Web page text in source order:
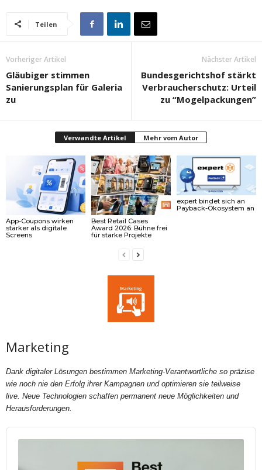
Teilen
Vorheriger Artikel
Gläubiger stimmen
Sanierungsplan für Galeria
zu
Nächster Artikel
Bundesgerichtshof stärkt
Verbraucherschutz: Urteil
zu “Mogelpackungen”
Verwandte Artikel Mehr vom Autor
App-Coupons wirken
stärker als digitale
Screens
Best Retail Cases
Award 2026: Bühne frei
für starke Projekte
expert bindet sich an
Payback-Ökosystem an
Marketing
Dank digitaler Lösungen bestimmen Marketing-Verantwortliche so präzise
wie noch nie den Erfolg ihrer Kampagnen und optimieren sie teilweise
live. Neue Technologien schaffen permanent neue Möglichkeiten und
Herausforderungen.
Audio
Player